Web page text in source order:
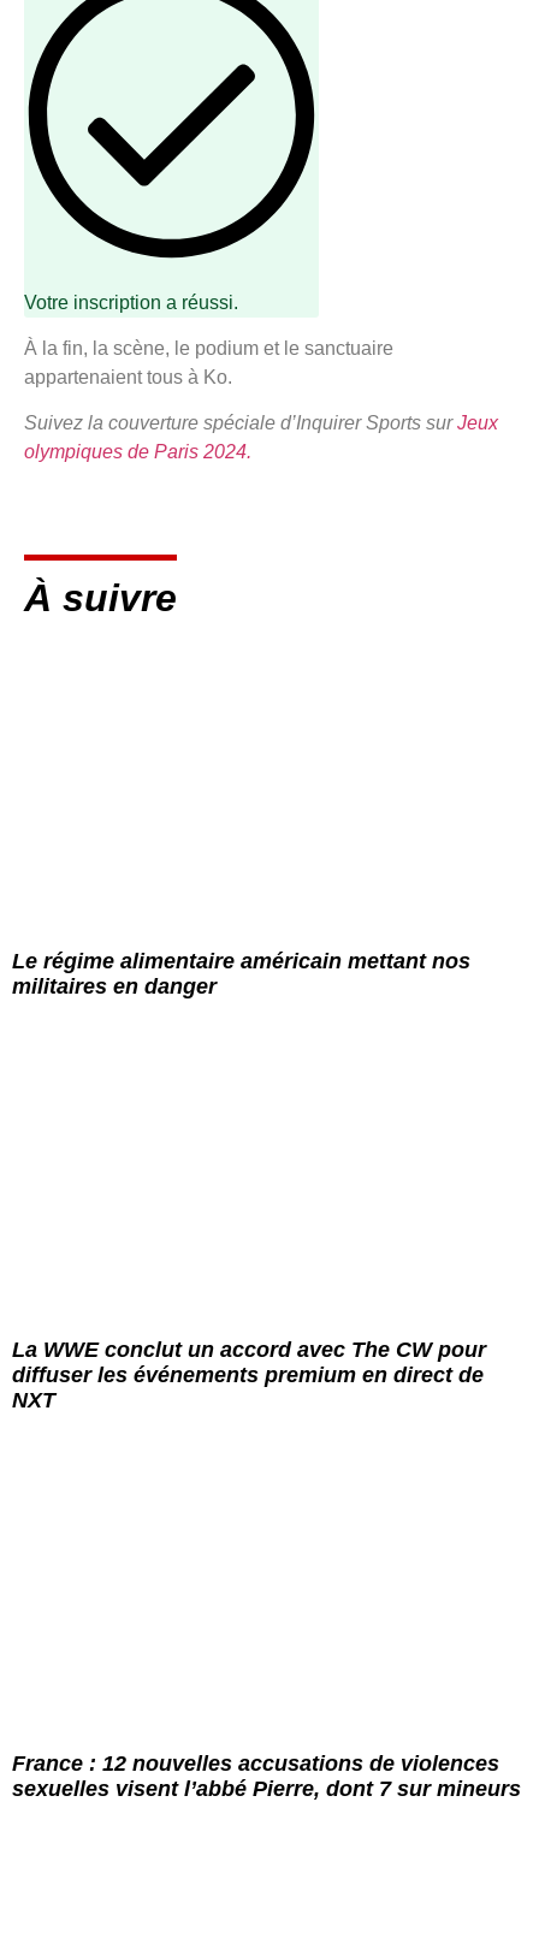
Votre inscription a réussi.
À la fin, la scène, le podium et le sanctuaire
appartenaient tous à Ko.
Suivez la couverture spéciale d’Inquirer Sports surJeux
olympiques de Paris 2024.
À suivre
Le régime alimentaire américain mettant nos
militaires en danger
La WWE conclut un accord avec The CW pour
diffuser les événements premium en direct de
NXT
France : 12 nouvelles accusations de violences
sexuelles visent l’abbé Pierre, dont 7 sur mineurs